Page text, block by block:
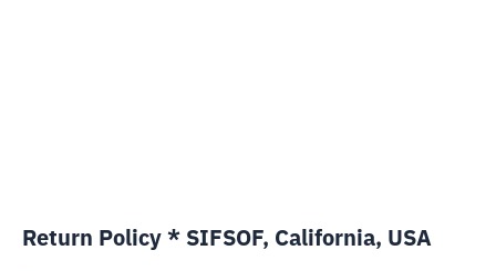
Return Policy * SIFSOF, California, USA